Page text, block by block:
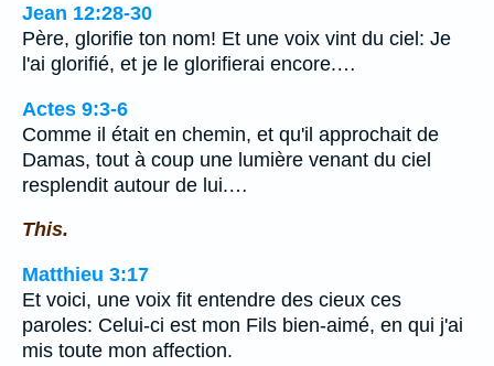
Jean 12:28-30
Père, glorifie ton nom! Et une voix vint du ciel: Je
l'ai glorifié, et je le glorifierai encore.…
Actes 9:3-6
Comme il était en chemin, et qu'il approchait de
Damas, tout à coup une lumière venant du ciel
resplendit autour de lui.…
This.
Matthieu 3:17
Et voici, une voix fit entendre des cieux ces
paroles: Celui-ci est mon Fils bien-aimé, en qui j'ai
mis toute mon affection.